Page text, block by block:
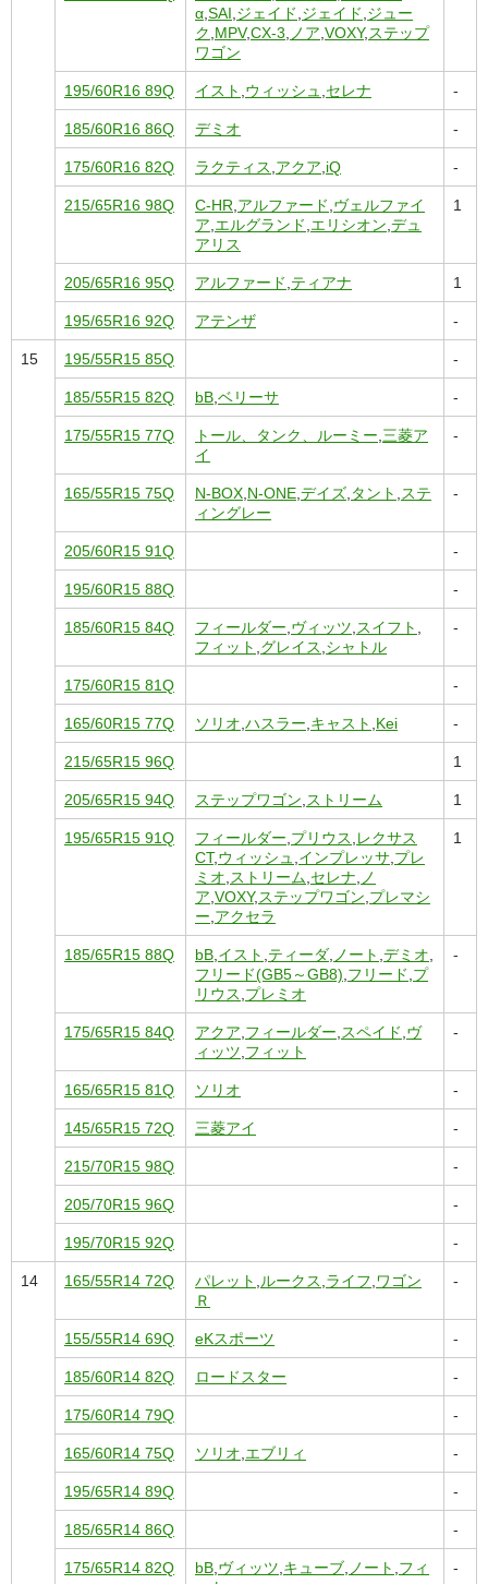
α SAI ジェイド ジェイド ジュー
ク MPV,CX-3 ノア VOXY, ステップ
ワゴン
195/60R16 89Q イスト ウィッシュ セレナ -
185/60R16 86Q デミオ -
175/60R16 82Q ラクティス アクア iQ -
215/65R16 98Q C-HR アルファード ヴェルファイ
ア エルグランド エリシオン デュ
アリス
1
205/65R16 95Q アルファード ティアナ 1
195/65R16 92Q アテンザ -
15 195/55R15 85Q -
185/55R15 82Q bB ベリーサ -
175/55R15 77Q トール、タンク、ルーミー 三菱ア
イ
-
165/55R15 75Q N-BOX N-ONE デイズ タント ステ
ィングレー
-
205/60R15 91Q -
195/60R15 88Q -
185/60R15 84Q フィールダー ヴィッツ スイフト
フィット グレイス シャトル
-
175/60R15 81Q -
165/60R15 77Q ソリオ ハスラー キャスト Kei -
215/65R15 96Q 1
205/65R15 94Q ステップワゴン ストリーム 1
195/65R15 91Q フィールダー プリウス レクサス
CT,ウィッシュ インプレッサ プレ
ミオ ストリーム セレナ ノ
ア VOXY, ステップワゴン プレマシ
ー アクセラ
1
185/65R15 88Q bB イスト ティーダ ノート デミオ
フリード(GB5～GB8) フリード プ
リウス プレミオ
-
175/65R15 84Q アクア フィールダー スペイド ヴ
ィッツ フィット
-
165/65R15 81Q ソリオ -
145/65R15 72Q 三菱アイ -
215/70R15 98Q -
205/70R15 96Q -
195/70R15 92Q -
14 165/55R14 72Q パレット ルークス ライフ ワゴン
Ｒ
-
155/55R14 69Q eKスポーツ -
185/60R14 82Q ロードスター -
175/60R14 79Q -
165/60R14 75Q ソリオ エブリィ -
195/65R14 89Q -
185/65R14 86Q -
175/65R14 82Q bB ヴィッツ キューブ ノート フィ
-